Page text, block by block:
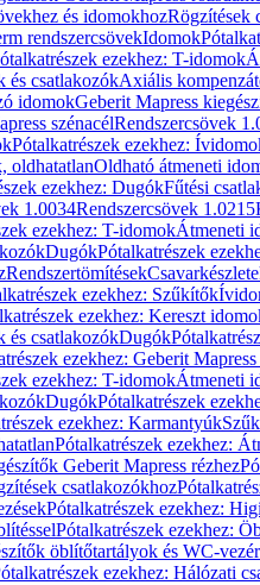
és idomokhozRögzítések
rendszercsövekIdomok
ezekhez: T-idomok
és csatlakozókAxiális
idomokGeberit Mapress
szénacélRendszercsövek
Pótalkatrészek ezekhez:
oldhatatlanOldható átmeneti
ezekhez: DugókFűtési
1.0034Rendszercsövek 1.0215
ezekhez: T-idomokÁtmeneti
DugókPótalkatrészek
Rendszertömítések
ezekhez: Szűkítők
ezekhez: Kereszt
és csatlakozókDugók
ezekhez: Geberit
ezekhez: T-idomokÁtmeneti
DugókPótalkatrészek
ezekhez: Karmantyúk
Pótalkatrészek ezekhez:
Geberit Mapress rézhez
csatlakozókhoz
Pótalkatrészek ezekhez:
Pótalkatrészek ezekhez:
öblítőtartályok és WC-
ezekhez: Hálózati